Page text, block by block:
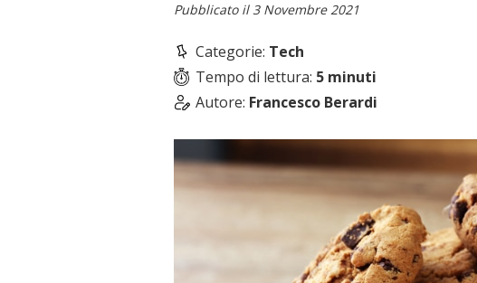
Pubblicato il3 Novembre 2021
Categorie: Tech
Tempo di lettura: 5 minuti
Autore: Francesco Berardi